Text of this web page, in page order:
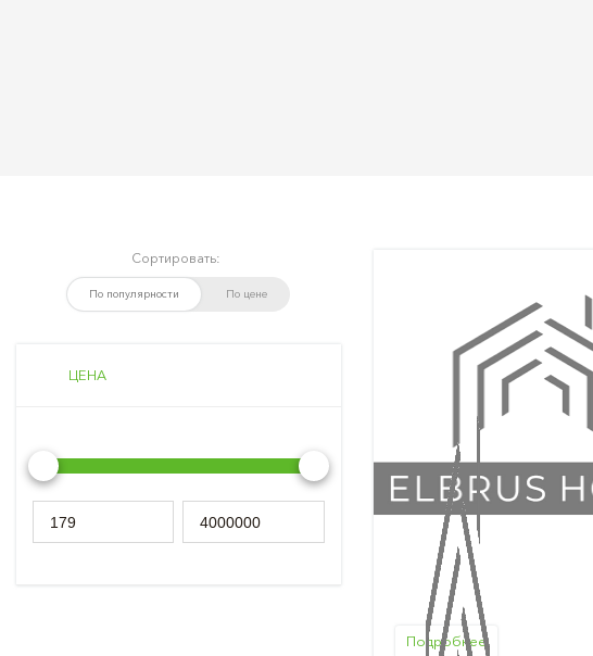
Сортировать:
По популярности По цене
ЦЕНА
Подробнее